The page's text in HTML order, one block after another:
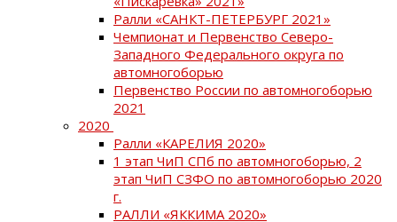
Ралли «САНКТ-ПЕТЕРБУРГ 2021»
Чемпионат и Первенство Северо-
Западного Федерального округа по
автомногоборью
Первенство России по автомногоборью
2021
2020
Ралли «КАРЕЛИЯ 2020»
1 этап ЧиП СПб по автомногоборью, 2
этап ЧиП СЗФО по автомногоборью 2020
г.
РАЛЛИ «ЯККИМА 2020»